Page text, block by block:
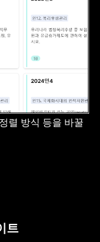
렬 방식 등을 바꿀
트